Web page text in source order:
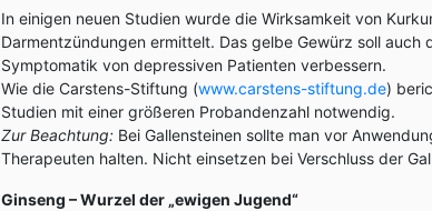
In einigen neuen Studien wurde die Wirksamkeit von
Darmentzündungen ermittelt. Das gelbe Gewürz soll auch
Symptomatik von depressiven Patienten verbessern.
Wie die Carstens-Stiftung (www.carstens-stiftung.de)
Studien mit einer größeren Probandenzahl notwendig.
Zur Beachtung: Bei Gallensteinen sollte man vor
Therapeuten halten. Nicht einsetzen bei Verschluss der
Ginseng – Wurzel der „ewigen Jugend“